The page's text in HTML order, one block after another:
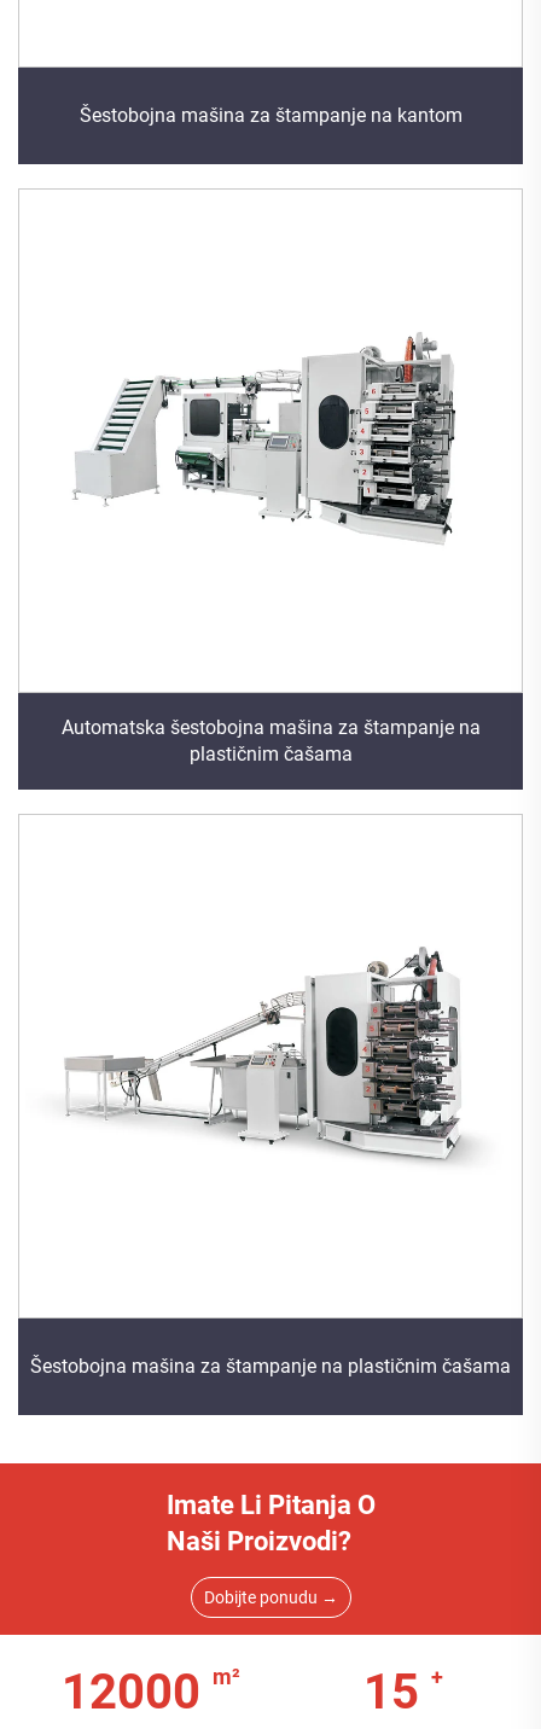
Šestobojna mašina za štampanje na kantom
Automatska šestobojna mašina za štampanje na
plastičnim čašama
Šestobojna mašina za štampanje na plastičnim čašama
Imate Li Pitanja O
Naši Proizvodi?
Dobijte ponudu →
12000 15